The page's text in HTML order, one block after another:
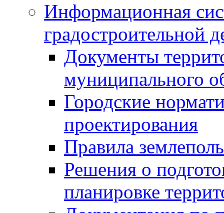
Информационная
градостроительной
Документы
муниципального
Городские
проектирования
Правила
Решения о
планировке